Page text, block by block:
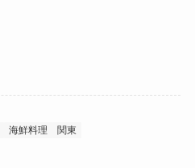
海鮮料理 関東